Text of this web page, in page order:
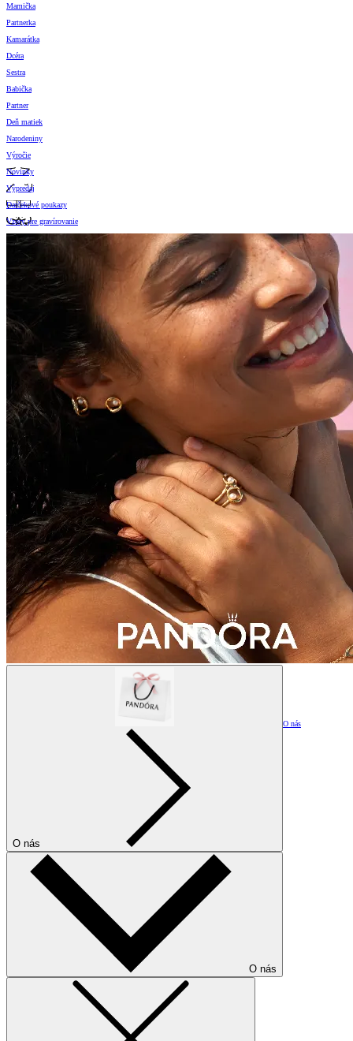
Mamička
Partnerka
Kamarátka
Dcéra
Sestra
Babička
Partner
Deň matiek
Narodeniny
Výročie
Novinky
Výpredaj
Darčekové poukazy
Vzory pre gravírovanie
O nás
O nás
O nás